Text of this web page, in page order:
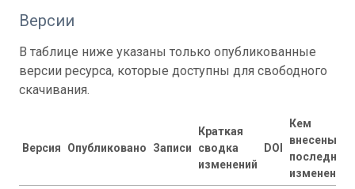
Версии
В таблице ниже указаны только опубликованные
версии ресурса, которые доступны для свободного
скачивания.
Версия Опубликовано Записи
Краткая
сводка
изменений
DOI
Кем
внесены
последние
изменения